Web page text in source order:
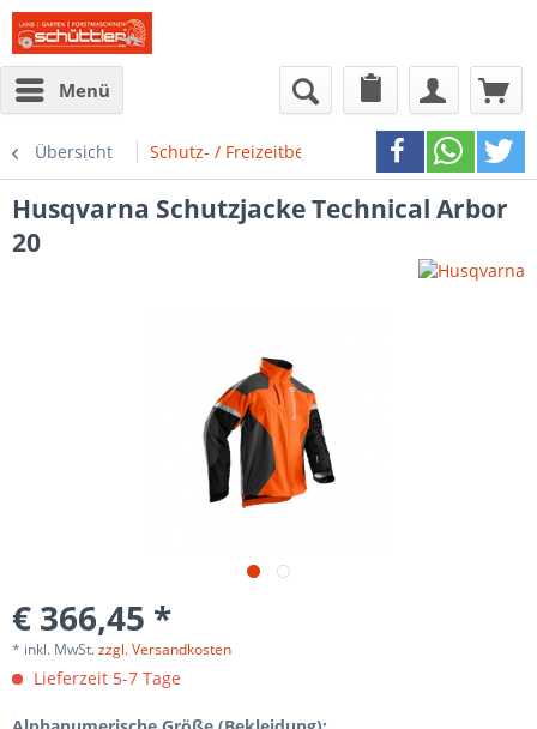
Menü
Übersicht Schutz- / Freizeitbekleidung
Husqvarna Schutzjacke Technical Arbor
20
€ 366,45 *
* inkl. MwSt.zzgl. Versandkosten
Lieferzeit 5-7 Tage